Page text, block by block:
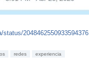
2048462550933594376
redes experiencia